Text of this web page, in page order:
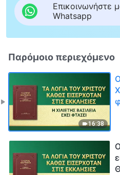
Επικοινωνήστε
Whatsapp
Παρόμοιο περιεχόμενο
16:38